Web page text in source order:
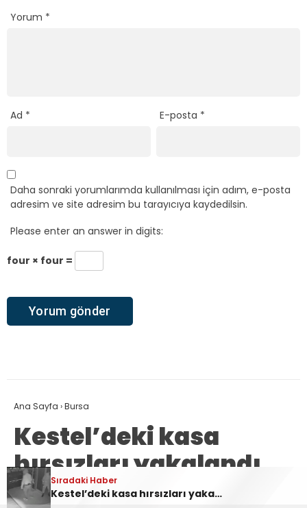
Yorum *
Ad * E-posta *
Daha sonraki yorumlarımda kullanılması için adım, e-posta
adresim ve site adresim bu tarayıcıya kaydedilsin.
Please enter an answer in digits:
four × four =
Sıradaki Haber
Kestel’deki kasa hırsızları yakalandı
Ana Sayfa ›Bursa
Kestel’deki kasa
hırsızları yakalandı